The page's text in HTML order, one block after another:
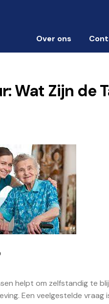
Over ons
Wat Zijn de
helpt om zelfstandig te
Een veelgestelde